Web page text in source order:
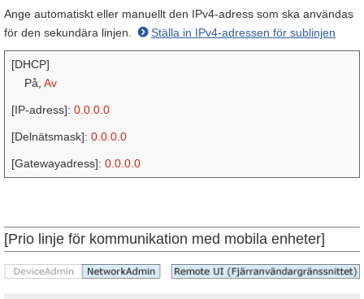
Ange automatiskt eller manuellt den IPv4-adress som ska användas
för den sekundära linjen.
Ställa in IPv4-adressen för sublinjen
[DHCP]
På, Av
[IP-adress]: 0.0.0.0
[Delnätsmask]: 0.0.0.0
[Gatewayadress]: 0.0.0.0
[Prio linje för kommunikation med mobila enheter]